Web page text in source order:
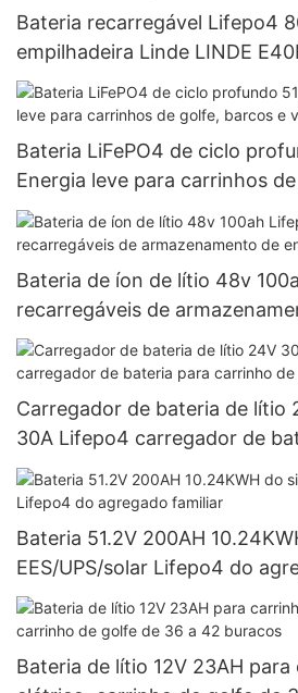
Bateria recarregável Lifepo4
empilhadeira Linde LINDE
Bateria LiFePO4 de ciclo
Energia leve para carrinhos
veículos utilitários
Bateria de íon de lítio 48v
recarregáveis ​​de
sistema solar
Carregador de bateria de lítio
30A Lifepo4 carregador de
de golfe
Bateria 51.2V 200AH
EES/UPS/solar Lifepo4 do
Bateria de lítio 12V 23AH